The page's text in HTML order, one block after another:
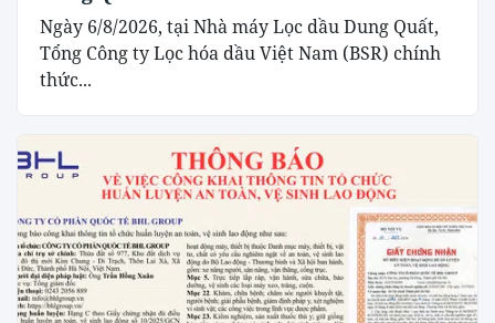
Ngày 6/8/2026, tại Nhà máy Lọc dầu Dung Quất,
Tổng Công ty Lọc hóa dầu Việt Nam (BSR) chính
thức...